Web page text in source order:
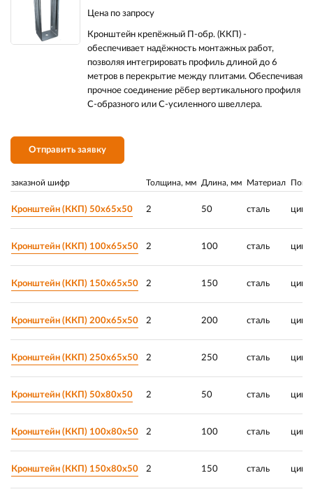
Цена по запросу
Кронштейн крепёжный П-обр. (ККП) -
обеспечивает надёжность монтажных работ,
позволяя интегрировать профиль длиной до 6
метров в перекрытие между плитами. Обеспечивая
прочное соединение рёбер вертикального профиля
С-образного или С-усиленного швеллера.
Отправить заявку
заказной шифр Толщина, мм Длина, мм Материал
Кронштейн (ККП) 50х65х50 2 50 сталь цинк
Кронштейн (ККП) 100х65х50 2 100 сталь цинк
Кронштейн (ККП) 150х65х50 2 150 сталь цинк
Кронштейн (ККП) 200х65х50 2 200 сталь цинк
Кронштейн (ККП) 250х65х50 2 250 сталь цинк
Кронштейн (ККП) 50х80х50 2 50 сталь цинк
Кронштейн (ККП) 100х80х50 2 100 сталь цинк
Кронштейн (ККП) 150х80х50 2 150 сталь цинк